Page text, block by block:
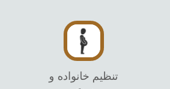
تنظیم خانواده و